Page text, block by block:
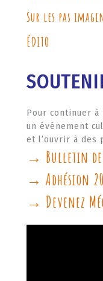
Sur les pas
ÉDITO
Pour continuer
un événement
et l’ouvrir à des
→ Bulletin de
→ Adhésion
→ Devenez